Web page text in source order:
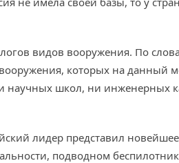
видов вооружения. По
которых на данный
научных школ, ни инженерных
лидер представил
подводном